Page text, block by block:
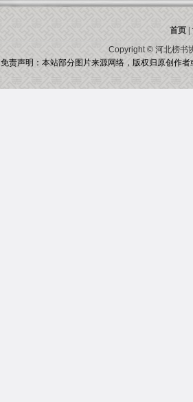
首页|
Copyright © 河北榜书
免责声明：本站部分图片来源网络，版权归原创作